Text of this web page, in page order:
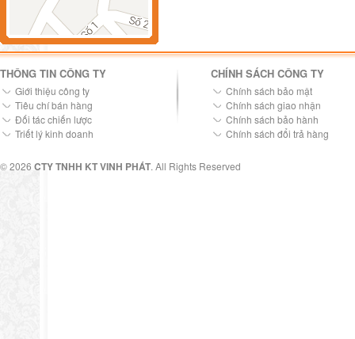
THÔNG TIN CÔNG TY
Giới thiệu công ty
Tiêu chí bán hàng
Đối tác chiến lược
Triết lý kinh doanh
CHÍNH SÁCH CÔNG TY
Chính sách bảo mật
Chính sách giao nhận
Chính sách bảo hành
Chính sách đổi trả hàng
© 2026 CTY TNHH KT VINH PHÁT. All Rights Reserved